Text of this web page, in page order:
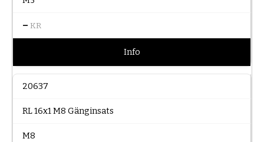
– KR
Info
20637
RL 16x1 M8 Gänginsats
M8